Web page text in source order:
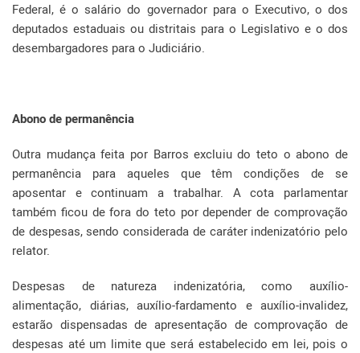
Federal, é o salário do governador para o Executivo, o dos
deputados estaduais ou distritais para o Legislativo e o dos
desembargadores para o Judiciário.
Abono de permanência
Outra mudança feita por Barros excluiu do teto o abono de
permanência para aqueles que têm condições de se
aposentar e continuam a trabalhar. A cota parlamentar
também ficou de fora do teto por depender de comprovação
de despesas, sendo considerada de caráter indenizatório pelo
relator.
Despesas de natureza indenizatória, como auxílio-
alimentação, diárias, auxílio-fardamento e auxílio-invalidez,
estarão dispensadas de apresentação de comprovação de
despesas até um limite que será estabelecido em lei, pois o